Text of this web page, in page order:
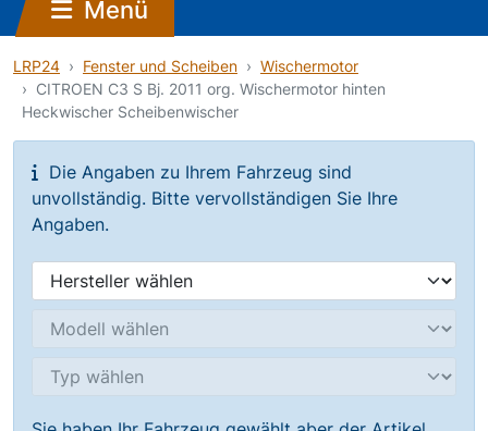
Menü
LRP24 Fenster und Scheiben
Wischermotor
CITROEN C3 S Bj. 2011 org. Wischermotor hinten
Heckwischer Scheibenwischer
Die Angaben zu Ihrem Fahrzeug sind
unvollständig. Bitte vervollständigen Sie Ihre
Angaben.